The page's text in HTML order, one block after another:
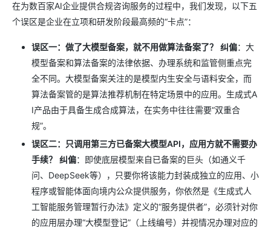
在为数百家AI企业提供合规咨询服务的过程中，我们发现，以下五
个误区是企业在立项和研发阶段最高频的“卡点”：
误区一：做了大模型备案，就不用做算法备案了？ 纠偏：大
模型备案和算法备案的法律依据、办理系统和监管侧重点完
全不同。大模型备案关注的是模型内生安全与语料安全，而
算法备案管的是算法推荐机制在特定场景中的应用。生成式A
I产品由于具备生成合成算法，在实务中往往需要“双重合
规”。
误区二：只调用第三方已备案大模型API，应用方就不需要办
手续？
纠偏：即使底层模型来自已备案的巨头（如通义千
问、DeepSeek等），只要你将该能力封装成独立的应用、小
程序或智能体面向境内公众提供服务，你依然是《生成式人
工智能服务管理暂行办法》定义的“服务提供者”，必须针对你
的应用层办理“大模型登记”（上线编号）并视情况办理对应的